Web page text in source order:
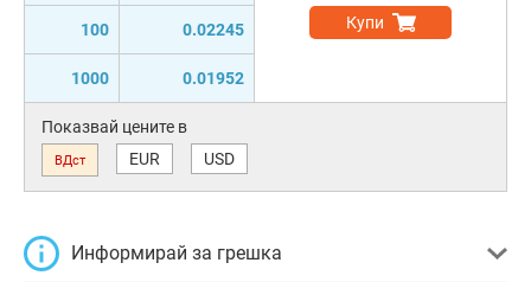
100 0.02245
1000 0.01952
Купи
Показвай цените в
ВДст EUR USD
Информирай за грешка